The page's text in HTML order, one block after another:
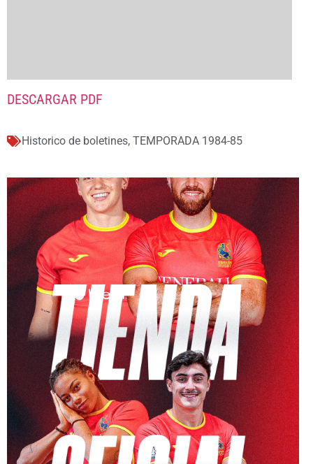
DESCARGAR PDF
Historico de boletines, TEMPORADA 1984-85